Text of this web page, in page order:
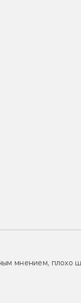
мнением, плохо